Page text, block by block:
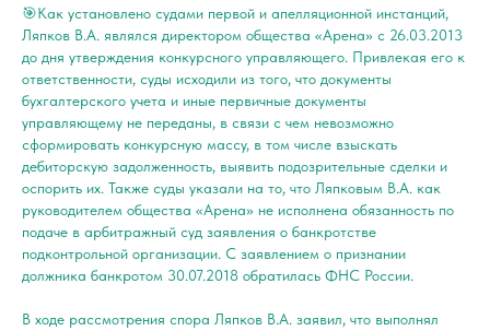
🎯Как установлено судами первой и апелляционной инстанций,
Ляпков В.А. являлся директором общества «Арена» с 26.03.2013
до дня утверждения конкурсного управляющего. Привлекая его к
ответственности, суды исходили из того, что документы
бухгалтерского учета и иные первичные документы
управляющему не переданы, в связи с чем невозможно
сформировать конкурсную массу, в том числе взыскать
дебиторскую задолженность, выявить подозрительные сделки и
оспорить их. Также суды указали на то, что Ляпковым В.А. как
руководителем общества «Арена» не исполнена обязанность по
подаче в арбитражный суд заявления о банкротстве
подконтрольной организации. С заявлением о признании
должника банкротом 30.07.2018 обратилась ФНС России.
В ходе рассмотрения спора Ляпков В.А. заявил, что выполнял